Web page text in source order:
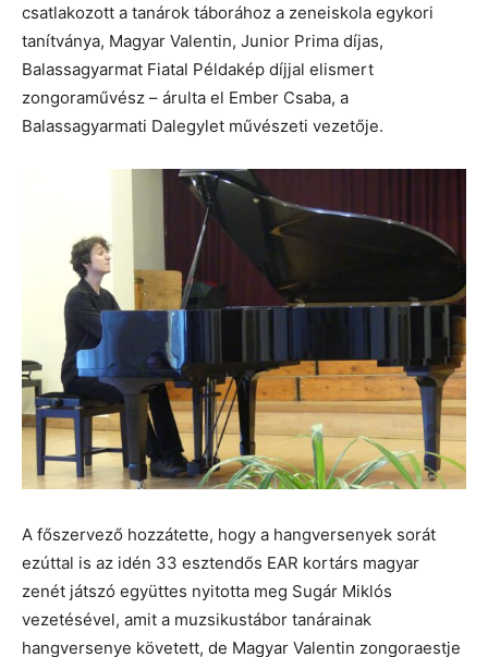
csatlakozott a tanárok táborához a zeneiskola egykori
tanítványa, Magyar Valentin, Junior Prima díjas,
Balassagyarmat Fiatal Példakép díjjal elismert
zongoraművész – árulta el Ember Csaba, a
Balassagyarmati Dalegylet művészeti vezetője.
A főszervező hozzátette, hogy a hangversenyek sorát
ezúttal is az idén 33 esztendős EAR kortárs magyar
zenét játszó együttes nyitotta meg Sugár Miklós
vezetésével, amit a muzsikustábor tanárainak
hangversenye követett, de Magyar Valentin zongoraestje